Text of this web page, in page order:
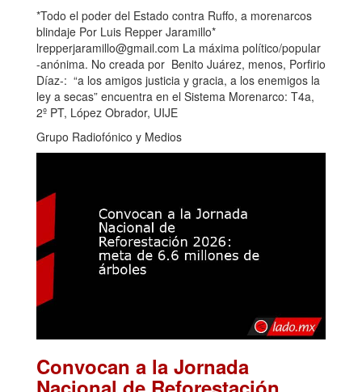
*Todo el poder del Estado contra Ruffo, a morenarcos
blindaje Por Luis Repper Jaramillo*
lrepperjaramillo@gmail.com La máxima político/popular
-anónima. No creada por Benito Juárez, menos, Porfirio
Díaz-: “a los amigos justicia y gracia, a los enemigos la
ley a secas” encuentra en el Sistema Morenarco: T4a,
2º PT, López Obrador, UIJE
Grupo Radiofónico y Medios
Convocan a la Jornada